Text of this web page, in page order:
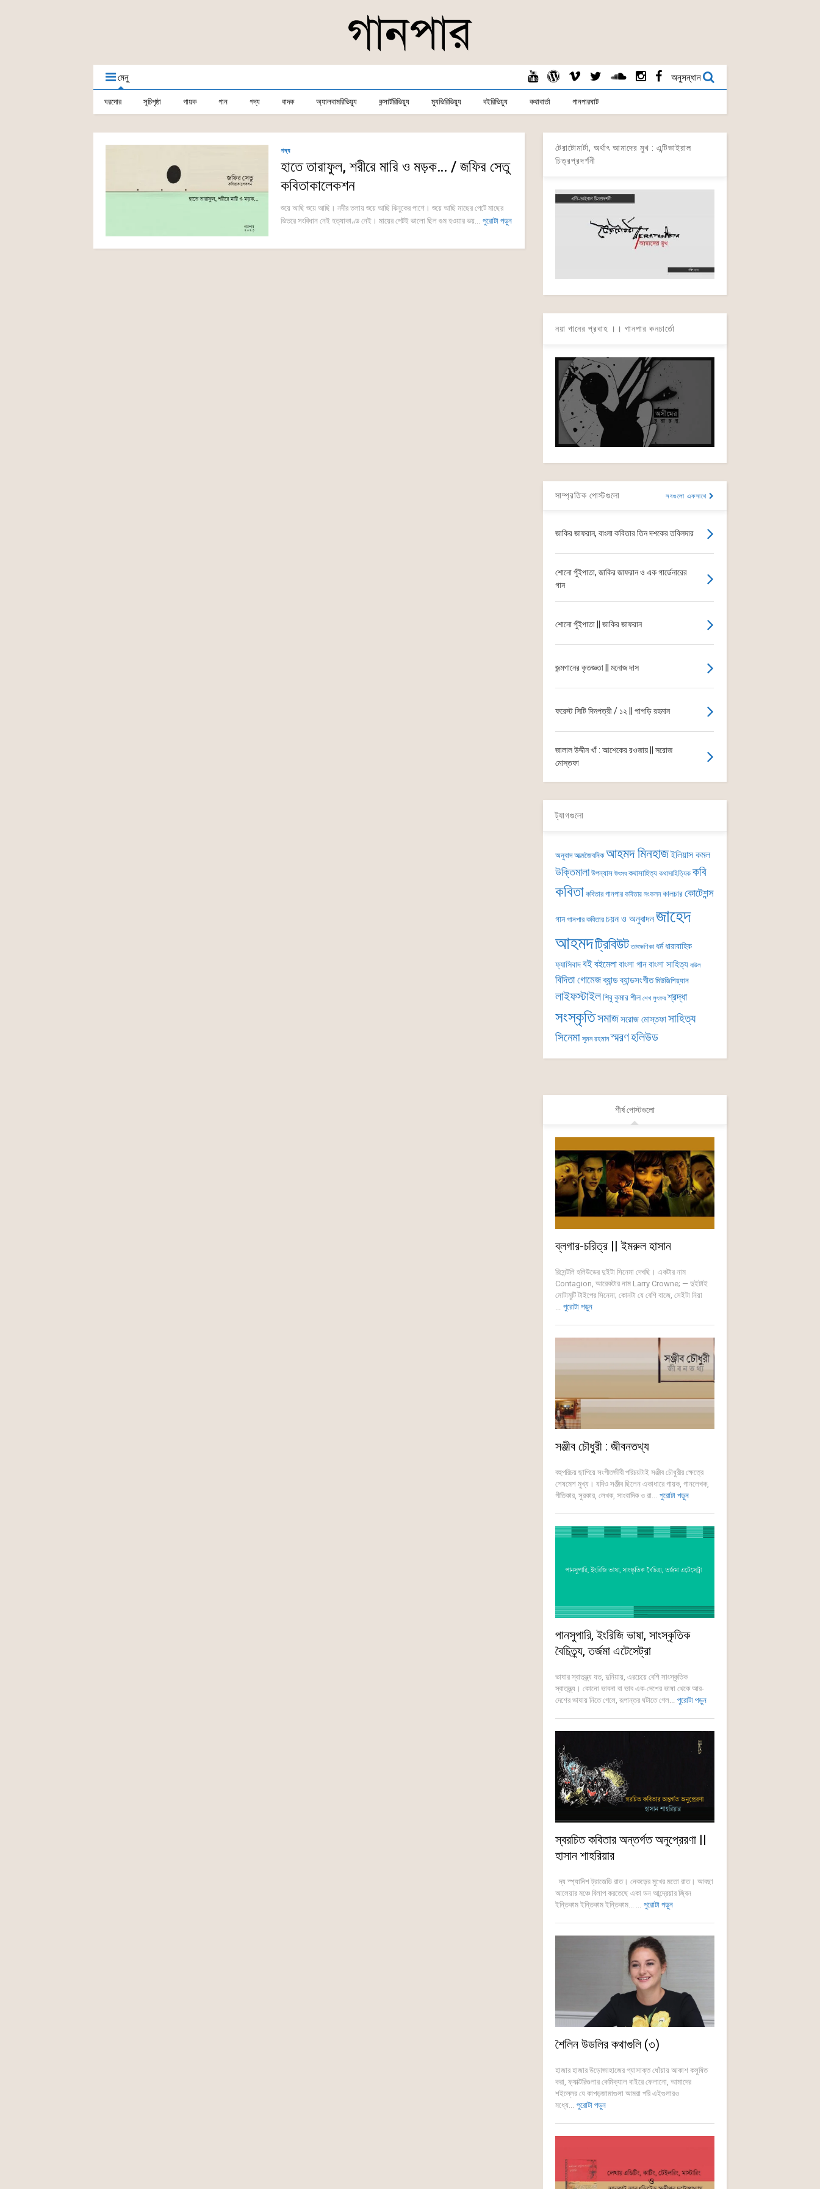
মেনু অনুসন্ধান
ঘরদোর সূচিপৃষ্ঠা গায়ক গান গদ্য বাদক অ্যালবামরিভিয়্যু কন্সার্টরিভিয়্যু ম্যুভিরিভিয়্যু বইরিভিয়্যু কথাবার্তা গানপারঘাট
গদ্য
হাতে তারাফুল, শরীরে মারি ও মড়ক… / জফির সেতু
কবিতাকালেকশন
শুয়ে আছি শুয়ে আছি। নদীর তলায় শুয়ে আছি ঝিনুকের পাশে। শুয়ে আছি মাছের পেটে মাছের
ভিতরে সংবিধান নেই হত্যাকাণ্ড নেই। মায়ের পেটই ভালো ছিল গুম হওয়ার ভয়... পুরোটা পড়ুন
টেরাটোমার্টা, অর্থাৎ আমাদের মুখ : এন্টিভাইরাল
চিত্রপ্রদর্শনী
নয়া গানের প্রবাহ ।। গানপার কনচার্তো
সাম্প্রতিক পোস্টগুলো সবগুলো একসাথে
জাকির জাফরান, বাংলা কবিতার তিন দশকের তবিলদার
শোনো পুঁইপাতা, জাকির জাফরান ও এক গার্ডেনারের
গান
শোনো পুঁইপাতা || জাকির জাফরান
জন্মগানের কৃতজ্ঞতা || মনোজ দাস
ফরেস্ট সিটি দিনপত্রী / ১২ || পাপড়ি রহমান
জালাল উদ্দীন খাঁ : আশেকের রওজায় || সরোজ
মোস্তফা
ট্যাগগুলো
অনুবাদ আত্মজৈবনিক আহমদ মিনহাজইলিয়াস কমল
উক্তিমালা উপন্যাস উৎসব কথাসাহিত্য কথাসাহিত্যিক কবি
কবিতা কবিতার গানপার কবিতার সংকলন কালচারকোটেশন্স
গান গানপার কবিতার চয়ন ও অনুবাদনজাহেদ
আহমদট্রিবিউট তাৎক্ষণিকা ধর্ম ধারাবাহিক
ফ্যাসিবাদবইবইমেলাবাংলা গানবাংলা সাহিত্য বাউল
বিদিতা গোমেজব্যান্ডব্যান্ডসংগীত মিউজিশিয়্যান
লাইফস্টাইলশিবু কুমার শীল শেখ লুৎফর শ্রদ্ধা
সংস্কৃতিসমাজসরোজ মোস্তফাসাহিত্য
সিনেমা সুমন রহমান স্মরণহলিউড
শীর্ষ পোস্টগুলো
ব্লগার-চরিত্র || ইমরুল হাসান
রিসেন্টলি হলিউডের দুইটা সিনেমা দেখছি। একটার নাম
Contagion, আরেকটার নাম Larry Crowne; — দুইটাই
মোটামুটি টাইপের সিনেমা; কোনটা যে বেশি বাজে, সেইটা নিয়া
... পুরোটা পড়ুন
সঞ্জীব চৌধুরী : জীবনতথ্য
বহুপরিচয় ছাপিয়ে সংগীতজীবী পরিচয়টাই সঞ্জীব চৌধুরীর ক্ষেত্রে
শেষমেশ মুখ্য। যদিও সঞ্জীব ছিলেন একাধারে গায়ক, গানলেখক,
গীতিকার, সুরকার, লেখক, সাংবাদিক ও রা... পুরোটা পড়ুন
পানসুপারি, ইংরিজি ভাষা, সাংস্কৃতিক
বৈচিত্র্য, তর্জমা এটেসেট্রা
ভাষার স্বাতন্ত্র্য যত, দুনিয়ায়, এরচেয়ে বেশি সাংস্কৃতিক
স্বাতন্ত্র্য। কোনো ভাবনা বা ভাব এক-দেশের ভাষা থেকে আর-
দেশের ভাষায় নিতে গেলে, রূপান্তর ঘটাতে গেল... পুরোটা পড়ুন
স্বরচিত কবিতার অন্তর্গত অনুপ্রেরণা ||
হাসান শাহরিয়ার
দ্য স্প্যানিশ ট্রাজেডি রাত। নেকড়ের মুখের মতো রাত। আবছা
আলেয়ার মঞ্চে বিলাপ করতেছে একা ডন আন্দ্রেয়ার জ্বিন
ইন্তিকাম ইন্তিকাম ইন্তিকাম... ... পুরোটা পড়ুন
শৈলিন উডলির কথাগুলি (৩)
হাজার হাজার উড়োজাহাজের গ্যাসাক্ত ধোঁয়ায় আকাশ কলুষিত
করা, ফ্যাক্টরিগুলার কেমিক্যাল বাইরে ফেলানো, আমাদের
শইল্লের যে কাপড়জামাগুলা আমরা পরি এইগুলারও
মধ্যে... পুরোটা পড়ুন